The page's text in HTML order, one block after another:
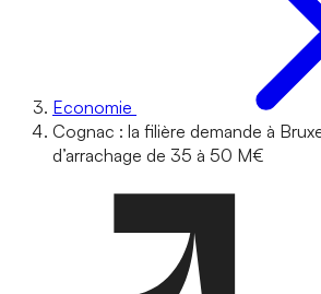
Economie
Cognac : la filière demande à
d’arrachage de 35 à 50 M€